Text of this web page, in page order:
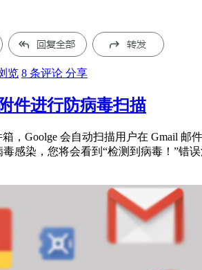
览 8 条评论 分享
件进行防病毒扫描
，Goolge 会自动扫描用户在 Gmail
感染，您将会看到“检测到病毒！”错